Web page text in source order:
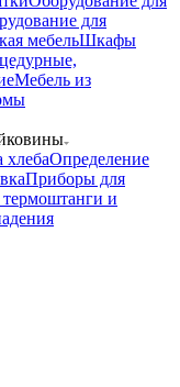
для
мебельШкафы
Мебель из
хлебаОпределение
Приборы для
и